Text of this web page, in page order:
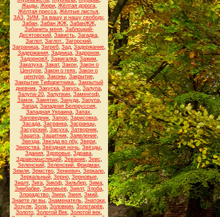
Жыды, Жюри, Жёлтая дорога,
Жёлтая пресса Жёлтые листья
ЗАЗ ЗИМ За вашу и нашу свободу,
Забан, Забан ЖЖ, ЗабанЖЖ,
Забанить меня, Заблоцкий-
Десятовский Зависть Загадка
Заглот, Заглот. Загорский
Заграница Загреб Зад Задержание
Задержания, Задница, Задорнов,
ЗадорновХ Зажигалка Зажим
Заказуха Закат, Закон Закон о
Цензуре Закон о геях Закон о
цензуре, Законы, Закрытие,
Закрытие Тифаретника.
Закрытый
дневник Закуска Закусь Залупа
Залупа-20 Залупкин Заменгоф
Замок, Замятин, Зануда, Заоупа,
Запад, Западная Белоруссия,
Западная Украина Запах
Заповедник Запор Зарисовка
Засада, Засранка, Засранцы,
Засурский, Засуха, Затворник,
Защита, Защитник, Заявление,
Звезда, Звезда во лбу, Звери,
Зверства Звёздная ночь Звёзды
Здания Здоровье Здрава
Здравомыслящий, Зевание, Зевс
Зеленский, Зеленский. Фридман,
Земля Земство Зенкевич Зеркало
Зеркальный, Зерно, Зерновые,
Зиалт, Зига Зикоф Зильбер Зима
Зимбабве, Зиновьев, Зиялт, Злоба,
Злорадство Змеи Змея Змий
Знаете ли вы Знаменатель Знатоки
Зозуля Зола Золовкин Золотарёв
Золото Золотой Век Золотой век